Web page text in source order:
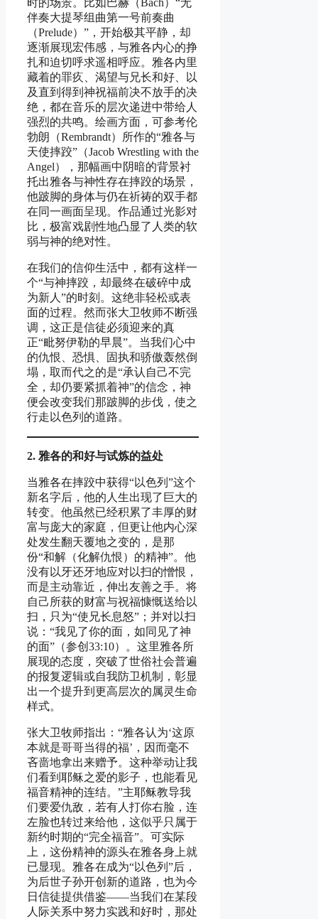
时的场景。比如巴赫（Bach）“无
伴奏大提琴组曲第一号前奏曲
（Prelude）”，开始极其平静，却
逐渐展现宏伟感，与雅各内心的挣
扎和迫切呼求遥相呼应。雅各内里
藏着的罪疚、渴望与兄长和好、以
及直到得到神祝福前决不放手的决
绝，都在音乐的层次递进中带给人
强烈的共鸣。绘画方面，可参考伦
勃朗（Rembrandt）所作的“雅各与
天使摔跤”（Jacob Wrestling with the
Angel），那幅画中阴暗的背景衬
托出雅各与神性存在摔跤的场景，
他跛脚的身体与仍在祈祷的双手都
在同一画面呈现。作品通过光影对
比，极富戏剧性地凸显了人类的软
弱与神的绝对性。
在我们的信仰生活中，都有这样一
个“与神摔跤，却最终在破碎中成
为新人”的时刻。这绝非轻松或表
面的过程。然而张大卫牧师不断强
调，这正是信徒必须迎来的真
正“毗努伊勒的早晨”。当我们心中
的仇恨、恐惧、固执和骄傲轰然倒
塌，取而代之的是“承认自己不完
全，却仍要紧抓着神”的信念，神
便会改变我们那跛脚的步伐，使之
行走以色列的道路。
2. 雅各的和好与试炼的益处
当雅各在摔跤中获得“以色列”这个
新名字后，他的人生出现了巨大的
转变。他虽然已经积累了丰厚的财
富与庞大的家庭，但更让他内心深
处发生翻天覆地之变的，是那
份“和解（化解仇恨）的精神”。他
没有以牙还牙地应对以扫的憎恨，
而是主动靠近，伸出友善之手。将
自己所获的财富与祝福慷慨送给以
扫，只为“使兄长息怒”；并对以扫
说：“我见了你的面，如同见了神
的面”（参创33:10）。这里雅各所
展现的态度，突破了世俗社会普遍
的报复逻辑或自我防卫机制，彰显
出一个提升到更高层次的属灵生命
样式。
张大卫牧师指出：“雅各认为‘这原
本就是哥哥当得的福’，因而毫不
吝啬地拿出来赠予。这种举动让我
们看到耶稣之爱的影子，也能看见
福音精神的连结。”主耶稣教导我
们要爱仇敌，若有人打你右脸，连
左脸也转过来给他，这似乎只属于
新约时期的“完全福音”。可实际
上，这份精神的源头在雅各身上就
已显现。雅各在成为“以色列”后，
为后世子孙开创新的道路，也为今
日信徒提供借鉴——当我们在某段
人际关系中努力实践和好时，那处